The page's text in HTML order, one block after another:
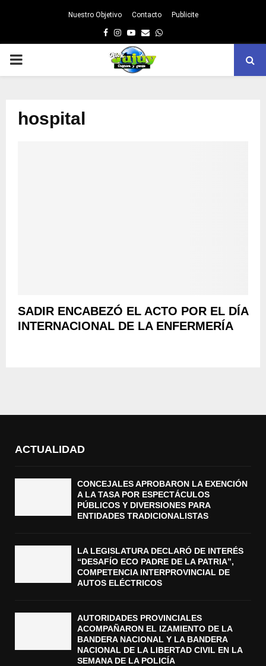
Nuestro Objetivo Contacto Publicite
Facebook
Instagram
Youtube
EmailWhatsapp
PRIMARY
hospital
SADIR ENCABEZÓ EL ACTO POR EL DÍA
INTERNACIONAL DE LA ENFERMERÍA
ACTUALIDAD
CONCEJALES APROBARON LA EXENCIÓN
A LA TASA POR ESPECTÁCULOS
PÚBLICOS Y DIVERSIONES PARA
ENTIDADES TRADICIONALISTAS
LA LEGISLATURA DECLARÓ DE INTERÉS
“DESAFÍO ECO PADRE DE LA PATRIA”,
COMPETENCIA INTERPROVINCIAL DE
AUTOS ELÉCTRICOS
AUTORIDADES PROVINCIALES
ACOMPAÑARON EL IZAMIENTO DE LA
BANDERA NACIONAL Y LA BANDERA
NACIONAL DE LA LIBERTAD CIVIL EN LA
SEMANA DE LA POLICÍA